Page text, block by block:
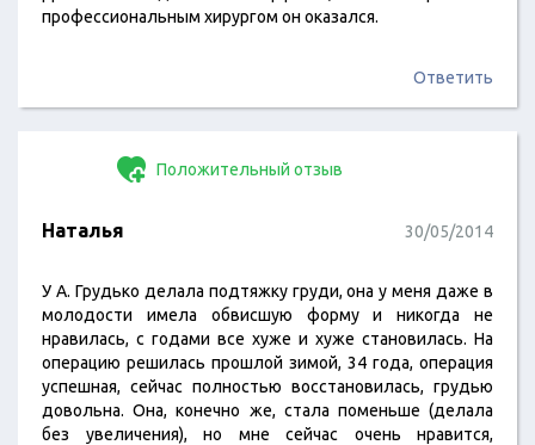
профессиональным хирургом он оказался.
Ответить
Положительный отзыв
Наталья 30/05/2014
У А. Грудько делала подтяжку груди, она у меня даже в
молодости имела обвисшую форму и никогда не
нравилась, с годами все хуже и хуже становилась. На
операцию решилась прошлой зимой, 34 года, операция
успешная, сейчас полностью восстановилась, грудью
довольна. Она, конечно же, стала поменьше (делала
без увеличения), но мне сейчас очень нравится,